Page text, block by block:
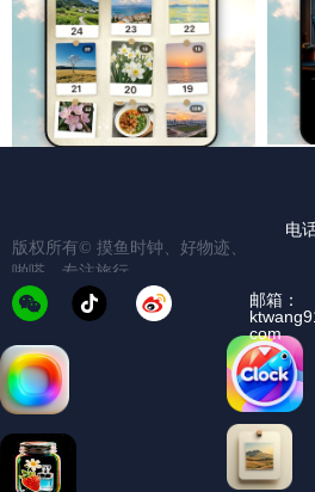
版权所有©️ 摸鱼时钟、好物迹、
啪嗒、专注旅行
电
邮箱：
com